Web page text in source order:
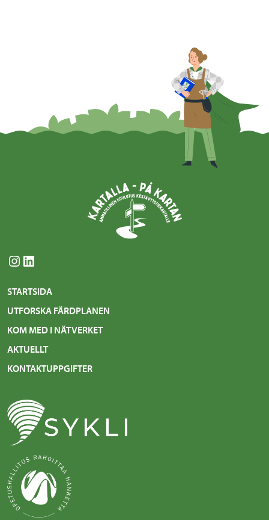
Instagram LinkedIn
STARTSIDA
UTFORSKA FÄRDPLANEN
KOM MED I NÄTVERKET
AKTUELLT
KONTAKTUPPGIFTER